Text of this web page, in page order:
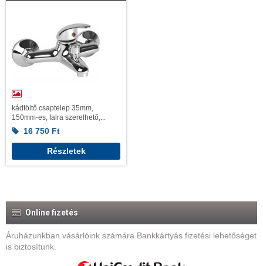
kádtöltő csaptelep 35mm,
150mm-es, falra szerelhető,...
16 750 Ft
Részletek
Online fizetés
Áruházunkban vásárlóink számára Bankkártyás fizetési lehetőséget
is biztosítunk.